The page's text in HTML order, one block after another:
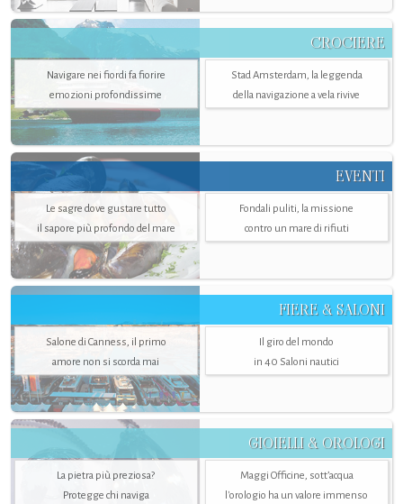
CROCIERE
Navigare nei fiordi fa fiorire
emozioni profondissime
Stad Amsterdam, la leggenda
della navigazione a vela rivive
EVENTI
Le sagre dove gustare tutto
il sapore più profondo del mare
Fondali puliti, la missione
contro un mare di rifiuti
FIERE & SALONI
Salone di Canness, il primo
amore non si scorda mai
Il giro del mondo
in 40 Saloni nautici
GIOIELLI & OROLOGI
La pietra più preziosa?
Protegge chi naviga
Maggi Officine, sott’acqua
l'orologio ha un valore immenso